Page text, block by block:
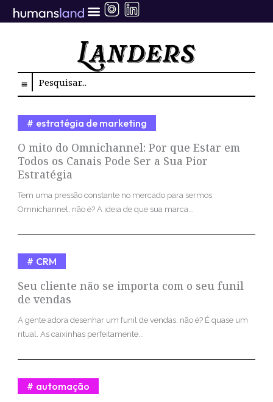
para
Search
O mito do Omnichannel: Por que Estar em
Todos os Canais Pode Ser a Sua Pior
Estratégia
estratégia de marketing
Tem uma pressão constante no mercado para sermos
Omnichannel, não é? A ideia de que sua marca...
Seu cliente não se importa com o seu funil
de vendas
CRM
A gente adora desenhar um funil de vendas, não é? É quase um
ritual. As caixinhas perfeitamente...
automação